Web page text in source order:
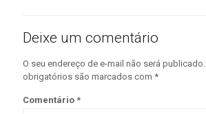
Deixe um comentário
O seu endereço de e-mail não será publicado.
obrigatórios são marcados com *
Comentário *